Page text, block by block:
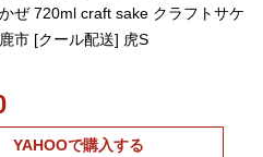
ぜ 720ml craft sake クラフトサケ
秋田県 男鹿市 [クール配送] 虎S
YAHOOで購入する